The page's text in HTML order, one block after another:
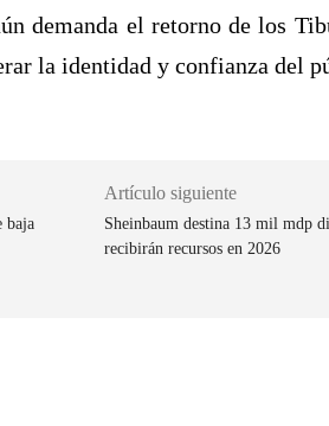
demanda el retorno de los
la identidad y confianza del
baja
Artículo siguiente
Sheinbaum destina 13 mil mdp
recibirán recursos en 2026